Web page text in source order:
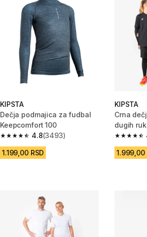
KIPSTA
Dečja podmajica za fudbal
Keepcomfort 100
4.8
4.8 od 5 zvezdica from 3493 Recenzije
(3493)
1.199,00 RSD
KIPSTA
Crna
dugih
KEEPDRY
4.8 od 5
1.999,00